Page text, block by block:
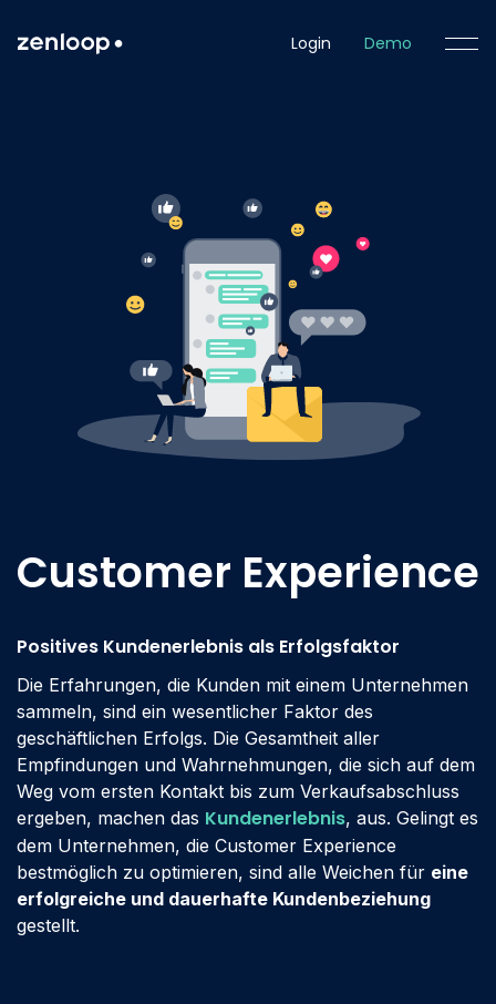
Login Demo
Customer Experience
Positives Kundenerlebnis als Erfolgsfaktor
Die Erfahrungen, die Kunden mit einem Unternehmen
sammeln, sind ein wesentlicher Faktor des
geschäftlichen Erfolgs. Die Gesamtheit aller
Empfindungen und Wahrnehmungen, die sich auf dem
Weg vom ersten Kontakt bis zum Verkaufsabschluss
ergeben, machen das Kundenerlebnis, aus. Gelingt es
dem Unternehmen, die Customer Experience
bestmöglich zu optimieren, sind alle Weichen für eine
erfolgreiche und dauerhafte Kundenbeziehung
gestellt.